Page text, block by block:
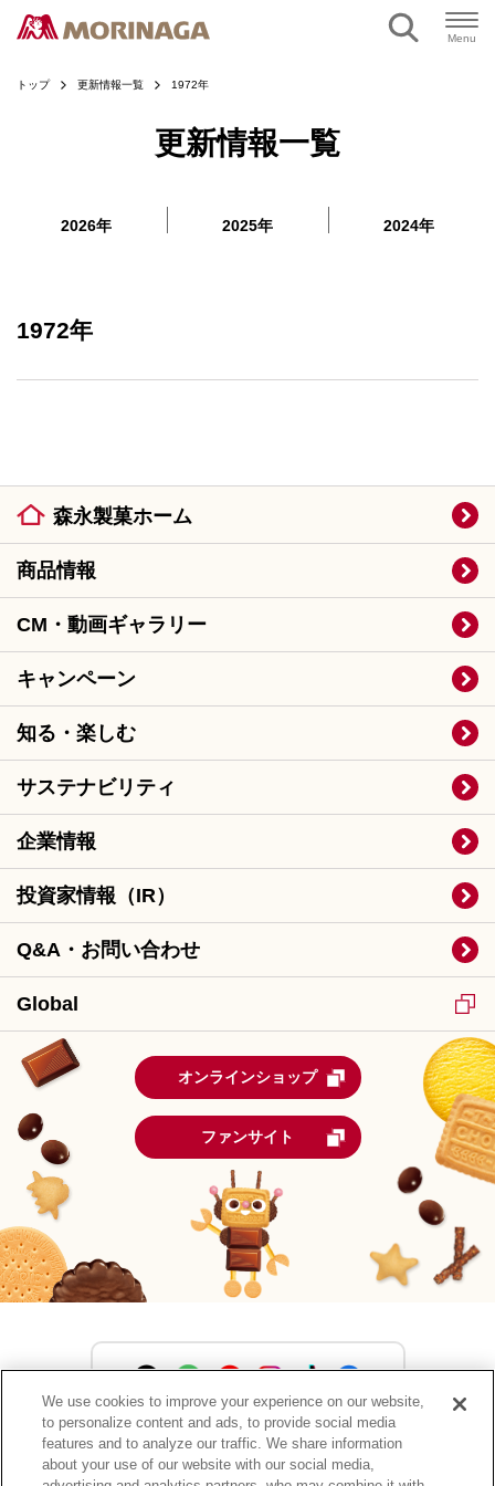
Menu
トップ 更新情報一覧 1972年
更新情報一覧
2026年 2025年 2024年
1972年
森永製菓ホーム
商品情報
CM・動画ギャラリー
キャンペーン
知る・楽しむ
サステナビリティ
企業情報
投資家情報（IR）
Q&A・お問い合わせ
Global
オンラインショップ
ファンサイト
森永製菓公式アカウント一覧
We use cookies to improve your experience on our website,
to personalize content and ads, to provide social media
features and to analyze our traffic. We share information
about your use of our website with our social media,